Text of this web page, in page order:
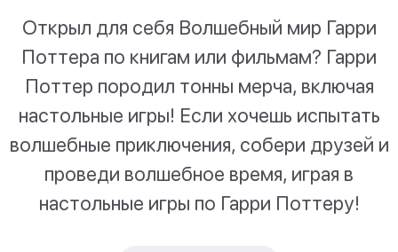
Открыл для себя Волшебный мир Гарри
Поттера по книгам или фильмам? Гарри
Поттер породил тонны мерча, включая
настольные игры! Если хочешь испытать
волшебные приключения, собери друзей и
проведи волшебное время, играя в
настольные игры по Гарри Поттеру!